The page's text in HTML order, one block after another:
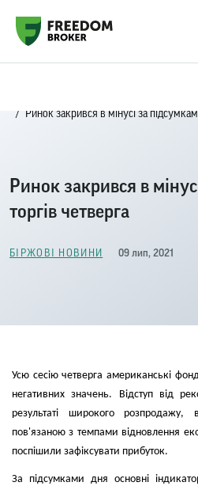
Ринок закрився в мінусі за
Ринок закрився в
торгів четверга
БІРЖОВІ НОВИНИ 09 лип, 2021
Усю сесію четверга американські
негативних значень. Відступ від
результаті широкого розпродажу,
пов'язаною з темпами відновлення
поспішили зафіксувати прибуток.
За підсумками дня основні